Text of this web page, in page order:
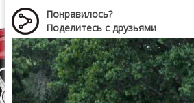
Понравилось?
Поделитесь с друзьями